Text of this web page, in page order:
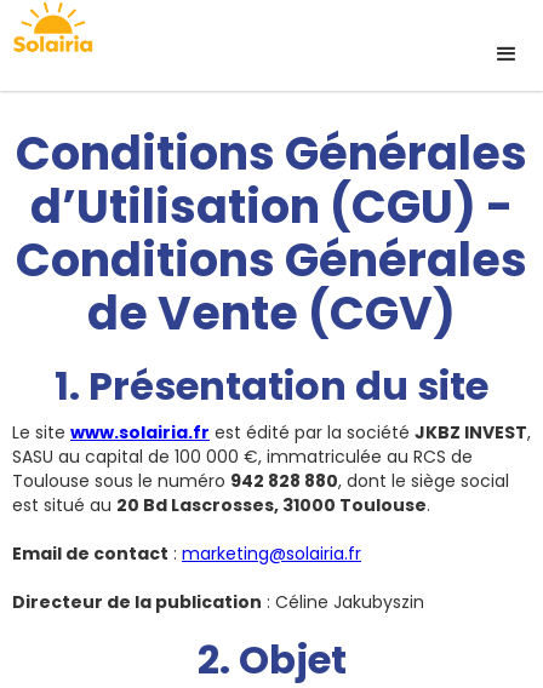
Conditions Générales
d’Utilisation (CGU) -
Conditions Générales
de Vente (CGV)
1. Présentation du site
Le site www.solairia.fr est édité par la société JKBZ INVEST,
SASU au capital de 100 000 €, immatriculée au RCS de
Toulouse sous le numéro 942 828 880, dont le siège social
est situé au 20 Bd Lascrosses, 31000 Toulouse.
Email de contact : marketing@solairia.fr
Directeur de la publication : Céline Jakubyszin
2. Objet